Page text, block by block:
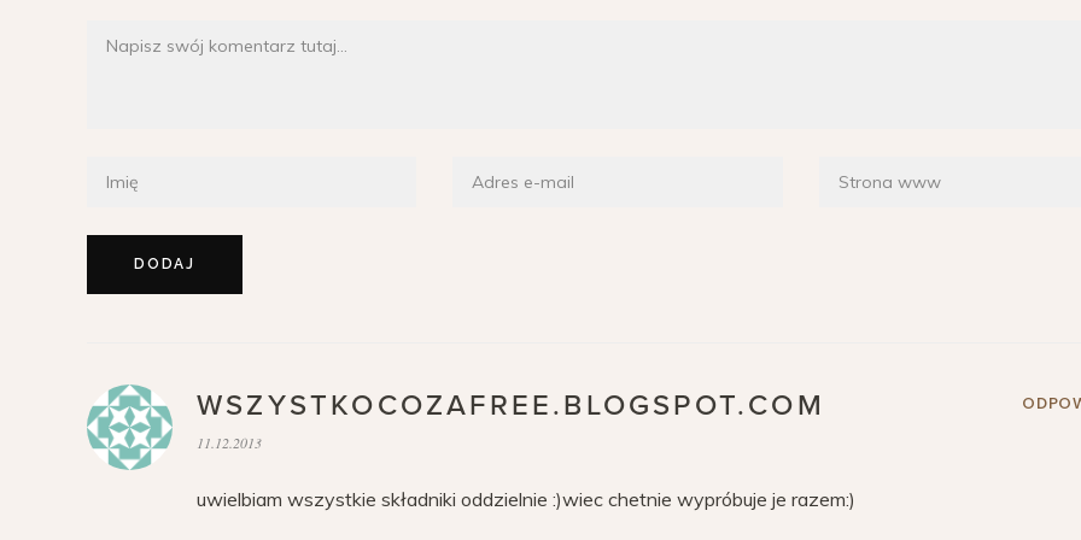
WSZYSTKOCOZAFREE.BLOGSPOT.COM
11.12.2013
uwielbiam wszystkie składniki oddzielnie :)wiec chetnie wypróbuje je razem:)